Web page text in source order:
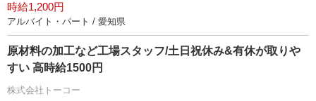
時給1,200円
アルバイト・パート / 愛知県
原材料の加工など工場スタッフ/土日祝休み&有休が取り
すい 高時給1500円
株式会社トーコー